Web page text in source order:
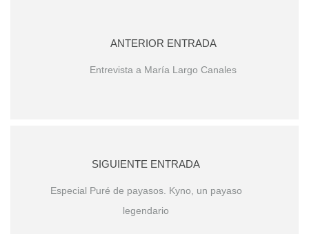
ANTERIOR ENTRADA
Entrevista a María Largo Canales
SIGUIENTE ENTRADA
Especial Puré de payasos. Kyno, un payaso
legendario